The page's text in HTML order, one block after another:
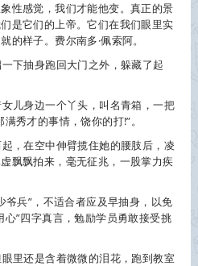
性感觉，我们才能他变。真正的景
是它们的上帝。它们在我们眼里实
的样子。费尔南多·佩索阿。
下抽身跑回大门之外，躲藏了起
儿身边一个丫头，叫名青箱，一把
秀才的事情，饶你的打!”。
，在空中伸臂揽住她的腰肢后，凌
飘飘拍来，毫无征兆，一股掌力疾
爷兵”，不适合者应及早抽身 ，以免
心”四字真言，勉励学员勇敢接受挑
里还是含着微微的泪花，跑到教室